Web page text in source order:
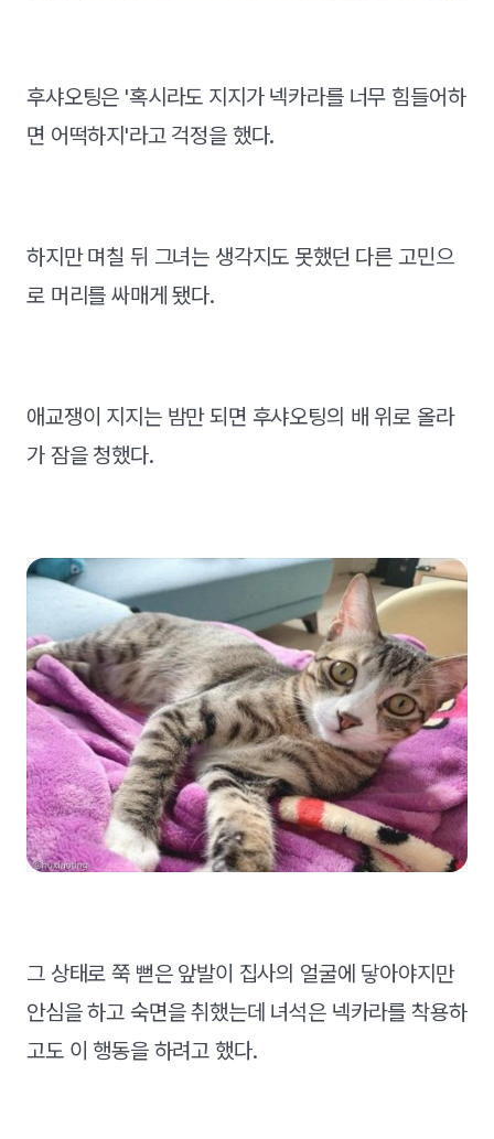
후샤오팅은 '혹시라도 지지가 넥카라를 너무 힘들어하
면 어떡하지'라고 걱정을 했다.
하지만 며칠 뒤 그녀는 생각지도 못했던 다른 고민으
로 머리를 싸매게 됐다.
애교쟁이 지지는 밤만 되면 후샤오팅의 배 위로 올라
가 잠을 청했다.
그 상태로 쭉 뻗은 앞발이 집사의 얼굴에 닿아야지만
안심을 하고 숙면을 취했는데 녀석은 넥카라를 착용하
고도 이 행동을 하려고 했다.